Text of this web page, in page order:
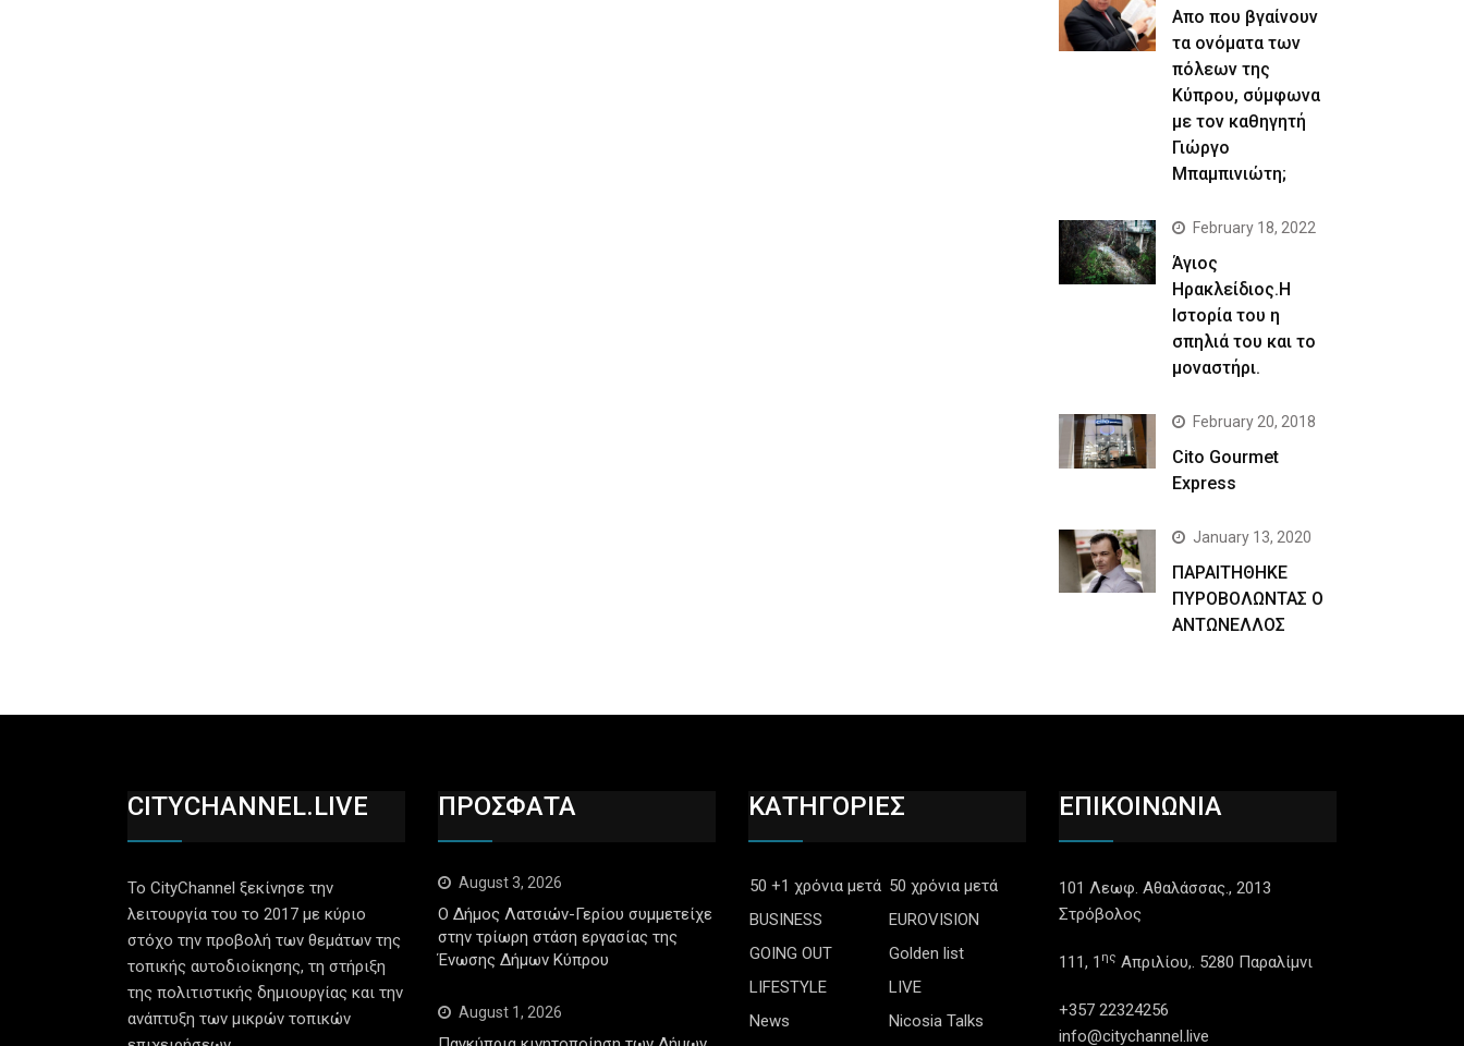
Απο που βγαίνουν
τα ονόματα των
πόλεων της
Κύπρου, σύμφωνα
με τον καθηγητή
Γιώργο
Μπαμπινιώτη;
February 18, 2022
Άγιος
Ηρακλείδιος.Η
Ιστορία του η
σπηλιά του και το
μοναστήρι.
February 20, 2018
Cito Gourmet
Express
January 13, 2020
ΠΑΡΑΙΤΗΘΗΚΕ
ΠΥΡΟΒΟΛΩΝΤΑΣ Ο
ΑΝΤΩΝΕΛΛΟΣ
CITYCHANNEL.LIVE
Το CityChannel ξεκίνησε την
λειτουργία του το 2017 με κύριο
στόχο την προβολή των θεμάτων της
τοπικής αυτοδιοίκησης, τη στήριξη
της πολιτιστικής δημιουργίας και την
ανάπτυξη των μικρών τοπικών
ΠΡΟΣΦΑΤΑ
August 3, 2026
Ο Δήμος Λατσιών-Γερίου συμμετείχε
στην τρίωρη στάση εργασίας της
Ένωσης Δήμων Κύπρου
August 1, 2026
ΚΑΤΗΓΟΡΙΕΣ
50 +1 χρόνια μετά 50 χρόνια μετά
BUSINESS
EUROVISION
GOING OUT
Golden list
LIFESTYLE
LIVE
News
Nicosia Talks
ΕΠΙΚΟΙΝΩΝΙΑ
101 Λεωφ. Αθαλάσσας., 2013
Στρόβολος
111, 1 ης Απριλίου,. 5280 Παραλίμνι
+357 22324256
info@citychannel.live